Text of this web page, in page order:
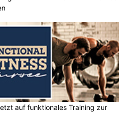
auf funktionales Training zur